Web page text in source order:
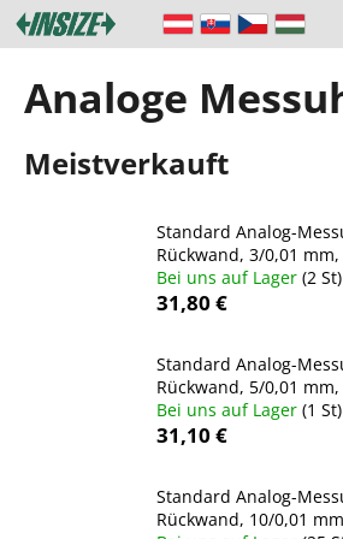
Zum
Inhalt
springen
Analoge
Meistverkauft
Standard Analog-
Rückwand, 3/0,01 mm,
Bei uns auf Lager (2 St)
31,80 €
Standard Analog-
Rückwand, 5/0,01 mm,
Bei uns auf Lager (1 St)
31,10 €
Standard Analog-
Rückwand, 10/0,01
W
a
zum
zum
a